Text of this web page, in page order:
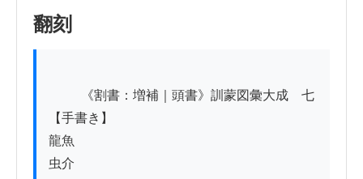
翻刻
【手書き】
龍魚
虫介